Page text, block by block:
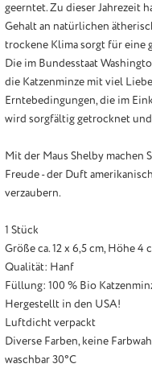
geerntet. Zu dieser Jahrezeit
Gehalt an natürlichen
trockene Klima sorgt für eine
Die im Bundesstaat
die Katzenminze mit viel
Erntebedingungen, die im
wird sorgfältig getrocknet
Mit der Maus Shelby machen
Freude - der Duft
verzaubern.
1 Stück
Größe ca. 12 x 6,5 cm, Höhe 4
Qualität: Hanf
Füllung: 100 % Bio
Hergestellt in den USA!
Luftdicht verpackt
Diverse Farben, keine
waschbar 30°C